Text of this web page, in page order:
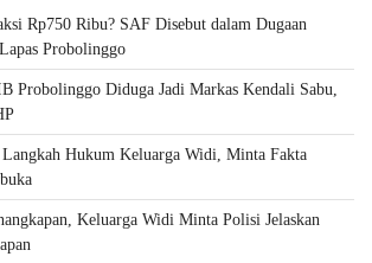
Rp750 Ribu? SAF Disebut dalam Dugaan
Probolinggo
Probolinggo Diduga Jadi Markas Kendali Sabu,
Hukum Keluarga Widi, Minta Fakta
Keluarga Widi Minta Polisi Jelaskan